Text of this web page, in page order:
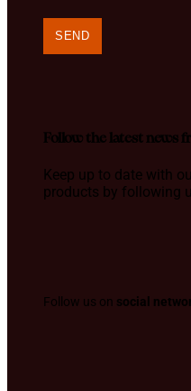
Follow the latest news
Keep up to date with
products by following
Follow us on social